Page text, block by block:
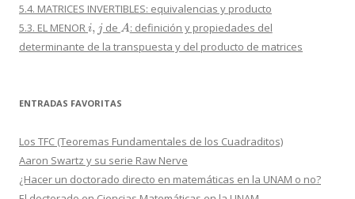
5.4. MATRICES INVERTIBLES: equivalencias y producto
5.3. EL MENOR i,j de A: definición y propiedades del
determinante de la transpuesta y del producto de matrices
ENTRADAS FAVORITAS
Los TFC (Teoremas Fundamentales de los Cuadraditos)
Aaron Swartz y su serie Raw Nerve
¿Hacer un doctorado directo en matemáticas en la UNAM o no?